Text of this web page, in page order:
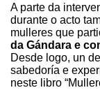
A parte da
durante o acto
mulleres que
da Gándara e
Desde logo, un
sabedoría e
neste libro